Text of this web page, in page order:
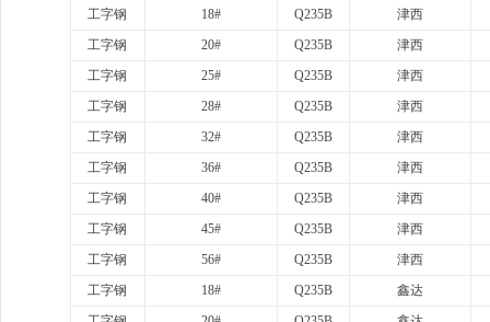
工字钢
18# Q235B
津西
工字钢
20# Q235B
津西
工字钢
25# Q235B
津西
工字钢
28# Q235B
津西
工字钢
32# Q235B
津西
工字钢
36# Q235B
津西
工字钢
40# Q235B
津西
工字钢
45# Q235B
津西
工字钢
56# Q235B
津西
工字钢
18# Q235B
鑫达